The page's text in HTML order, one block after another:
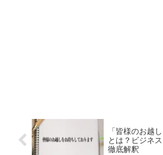
「皆様のお越
とは？ビジネ
徹底解釈